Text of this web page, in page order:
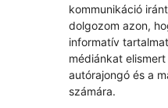
kommunikáció
dolgozom azon,
informatív
médiánkat
autórajongó és a
számára.